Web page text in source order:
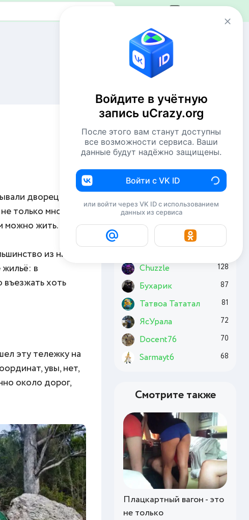
Авторизация
Сейчас онлайн
1 VIP
47 пользователей
1030 гостей
Всего посетителей 1078
Рекорд: 12737 посетителей
Установлен 22 апр 2026г. в 02:34
Комментаторы недели
NiShkni
Комсомолец 186
Basai 170
Chuzzle 128
Бухарик 87
Татвоа Тататал 81
ЯсУрала 72
Docent76 70
Sarmayt6 68
Смотрите также
Плацкартный вагон - это
не только
дворец для
только много
можно жить.
из них во
в
хоть
эту тележку на
увы, нет,
около дорог,
Войдите в учётную
запись uCrazy.org
После этого вам станут доступны
все возможности сервиса. Ваши
данные будут надёжно защищены.
Войти с VK ID
или войти через VK ID с использованием
данных из сервиса